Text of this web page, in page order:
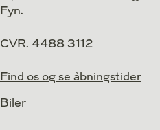
Fyn.
CVR. 4488 3112
Find os og se åbningstider
Biler